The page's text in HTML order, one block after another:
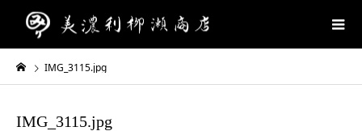
IMG_3115.jpg
IMG_3115.jpg